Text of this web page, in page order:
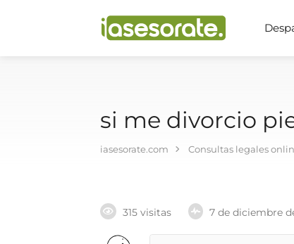
si me divorcio
iasesorate.com Consultas legales
315 visitas 7 de diciembre